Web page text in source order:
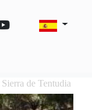
de Tentudia